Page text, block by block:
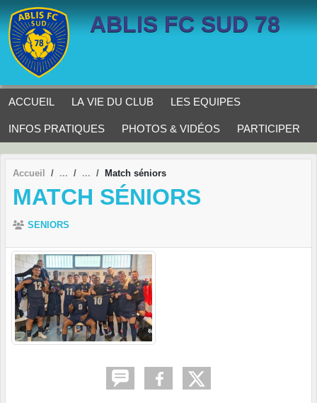
ABLIS FC SUD 78
ACCUEIL LA VIE DU CLUB LES EQUIPES
INFOS PRATIQUES PHOTOS & VIDÉOS PARTICIPER
Accueil Match séniors
MATCH SÉNIORS
SENIORS
Panneau de gestion des cookies